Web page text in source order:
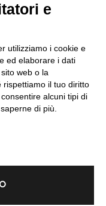
e
utilizziamo i cookie e
ed elaborare i dati
web o la
rispettiamo il tuo diritto
alcuni tipi di
di più.